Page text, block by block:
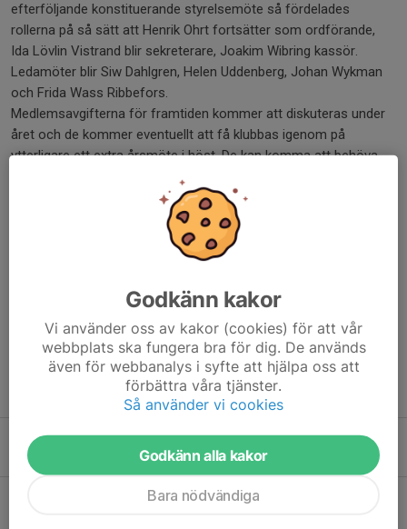
efterföljande konstituerande styrelsemöte så fördelades
rollerna på så sätt att Henrik Ohrt fortsätter som ordförande,
Ida Lövlin Vistrand blir sekreterare, Joakim Wibring kassör.
Ledamöter blir Siw Dahlgren, Helen Uddenberg, Johan Wykman
och Frida Wass Ribbefors.
Medlemsavgifterna för framtiden kommer att diskuteras under
året och de kommer eventuellt att få klubbas igenom på
ytterligare ett extra årsmöte i höst. De kan komma att behöva
höjas för att hjälpa klubben att bekosta en inomhushall. Hur det
blir med hall är dock fortfarande oklart. Vi jobbar vidare med
Rydénpokalen för 2025 tilldelades Akmile Sutaite för hennes fina
resultat (ffa i Diskus) och utveckling. Grattis, önskar styrelsen.
Tidigare nyheter
USM 16–17 år + JSM 22
0
Godkänn kakor
Vi använder oss av kakor (cookies) för att vår
webbplats ska fungera bra för dig. De används
även för webbanalys i syfte att hjälpa oss att
förbättra våra tjänster.
Så använder vi cookies
Godkänn alla kakor
Bara nödvändiga